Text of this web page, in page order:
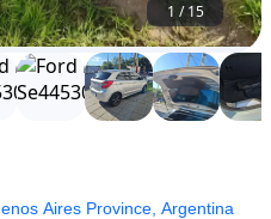
1 /15
Aires Province, Argentina